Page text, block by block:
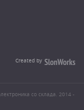
Created by
со склада. 2014 -